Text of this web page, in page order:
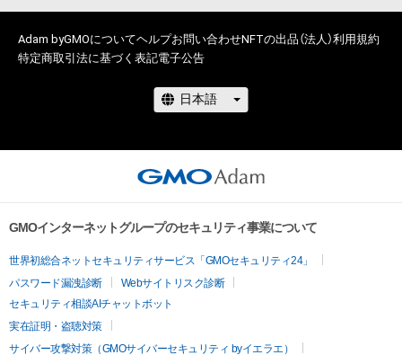
Adam byGMOについてヘルプお問い合わせNFTの出品（法人）利用規約
特定商取引法に基づく表記電子公告
GMOインターネットグループのセキュリティ事業について
世界初総合ネットセキュリティサービス「GMOセキュリティ24」
パスワード漏洩診断
Webサイトリスク診断
セキュリティ相談AIチャットボット
実在証明・盗聴対策
サイバー攻撃対策（GMOサイバーセキュリティ byイエラエ）